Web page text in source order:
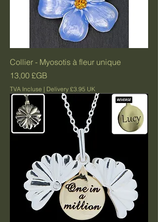
Collier - Myosotis à fleur unique
Prix
13,00 £GB
TVA Incluse | Delivery £3.95 UK